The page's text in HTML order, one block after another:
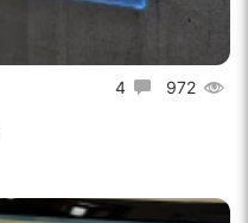
4 972